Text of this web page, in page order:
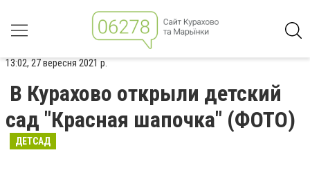
13:02, 27 вересня 2021 р.
В Курахово открыли детский
сад "Красная шапочка" (ФОТО)
ДЕТСАД